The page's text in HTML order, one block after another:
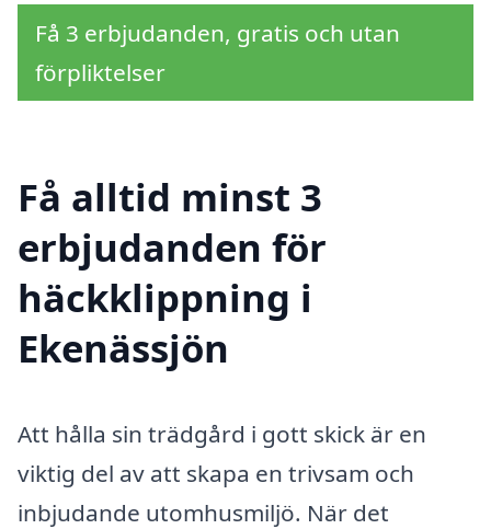
Få 3 erbjudanden, gratis och utan
förpliktelser
Få alltid minst 3
erbjudanden för
häckklippning i
Ekenässjön
Att hålla sin trädgård i gott skick är en
viktig del av att skapa en trivsam och
inbjudande utomhusmiljö. När det